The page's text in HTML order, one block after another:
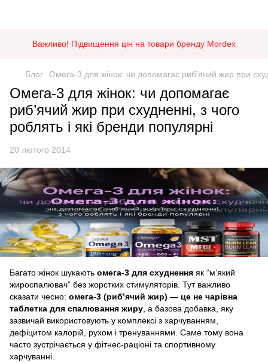
Важливо! Підвищення цін на товари бренду Mordex
Блог Омега-3 для жінок: чи допомагає риб’ячий жир при
Омега-3 для жінок: чи допомагає
риб’ячий жир при схудненні, з чого
роблять і які бренди популярні
20 лютого 2014
Багато жінок шукають омега-3 для схуднення як “м’який
жироспалювач” без жорстких стимуляторів. Тут важливо
сказати чесно: омега-3 (риб’ячий жир) — це не чарівна
таблетка для спалювання жиру, а базова добавка, яку
зазвичай використовують у комплексі з харчуванням,
дефіцитом калорій, рухом і тренуваннями. Саме тому вона
часто зустрічається у фітнес-раціоні та спортивному
харчуванні.